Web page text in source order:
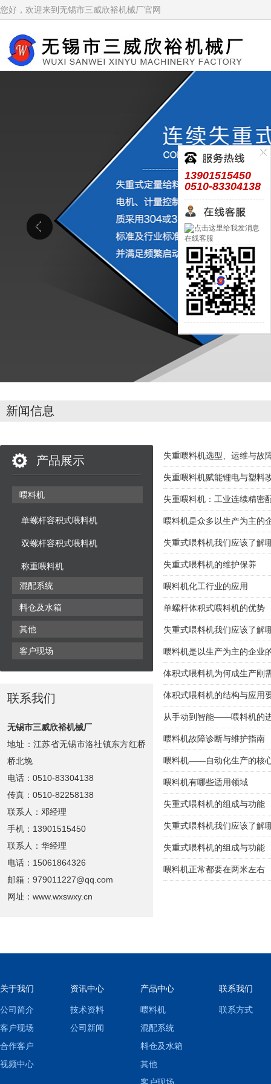
您好，欢迎来到无锡市三威欣裕机械厂官网
新闻信息
产品展示
喂料机
单螺杆容积式喂料机
双螺杆容积式喂料机
称重喂料机
混配系统
料仓及水箱
其他
客户现场
联系我们
无锡市三威欣裕机械厂
地址：江苏省无锡市洛社镇东方红桥
桥北堍
电话：0510-83304138
传真：0510-82258138
联系人：邓经理
手机：13901515450
联系人：华经理
电话：15061864326
邮箱：979011227@qq.com
网址：www.wxswxy.cn
失重喂料机选型、运维与故
失重喂料机赋能锂电与塑料
失重喂料机：工业连续精密
喂料机是众多以生产为主的
失重式喂料机我们应该了解
失重式喂料机的维护保养
喂料机化工行业的应用
单螺杆体积式喂料机的优势
失重式喂料机我们应该了解
喂料机是以生产为主的企业
体积式喂料机为何成生产刚
体积式喂料机的结构与应用
从手动到智能——喂料机的
喂料机故障诊断与维护指南
喂料机——自动化生产的核
喂料机有哪些适用领域
失重式喂料机的组成与功能
失重式喂料机我们应该了解
失重式喂料机的组成与功能
喂料机正常都要在两米左右
关于我们
公司简介
客户现场
合作客户
视频中心
资讯中心
技术资料
公司新闻
产品中心
喂料机
混配系统
料仓及水箱
其他
联系我们
联系方式
13901515450
0510-83304138
在线客服